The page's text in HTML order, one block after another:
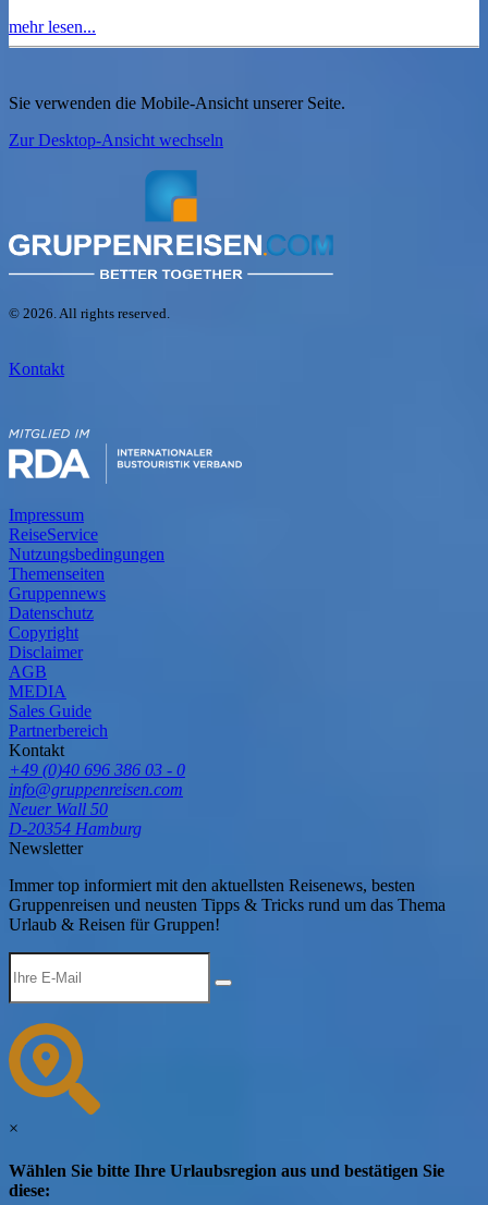
mehr lesen...
Sie verwenden die Mobile-Ansicht unserer Seite.
Zur Desktop-Ansicht wechseln
© 2026. All rights reserved.
Kontakt
Impressum
ReiseService
Nutzungsbedingungen
Themenseiten
Gruppennews
Datenschutz
Copyright
Disclaimer
AGB
MEDIA
Sales Guide
Partnerbereich
Kontakt
+49 (0)40 696 386 03 - 0
info@gruppenreisen.com
Neuer Wall 50
D-20354 Hamburg
Newsletter
Immer top informiert mit den aktuellsten Reisenews, besten
Gruppenreisen und neusten Tipps & Tricks rund um das Thema
Urlaub & Reisen für Gruppen!
×
Wählen Sie bitte Ihre Urlaubsregion aus und bestätigen Sie
diese: